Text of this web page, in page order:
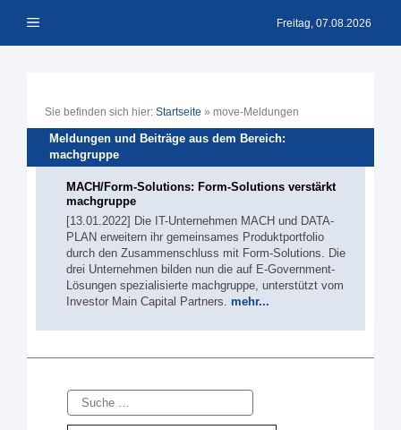
Inhalt Menü Freitag, 07.08.2026
Sie befinden sich hier: Startseite » move-Meldungen
Meldungen und Beiträge aus dem Bereich:
machgruppe
MACH/Form-Solutions: Form-Solutions verstärkt
machgruppe
[13.01.2022] Die IT-Unternehmen MACH und DATA-
PLAN erweitern ihr gemeinsames Produktportfolio
durch den Zusammenschluss mit Form-Solutions. Die
drei Unternehmen bilden nun die auf E-Government-
Lösungen spezialisierte machgruppe, unterstützt vom
Investor Main Capital Partners. mehr...
Suche